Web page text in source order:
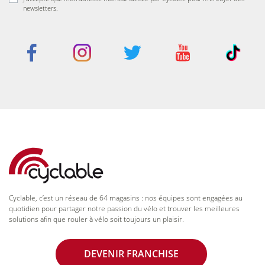
newsletters.
Cyclable, c’est un réseau de 64 magasins : nos équipes sont engagées au
quotidien pour partager notre passion du vélo et trouver les meilleures
solutions afin que rouler à vélo soit toujours un plaisir.
DEVENIR FRANCHISE